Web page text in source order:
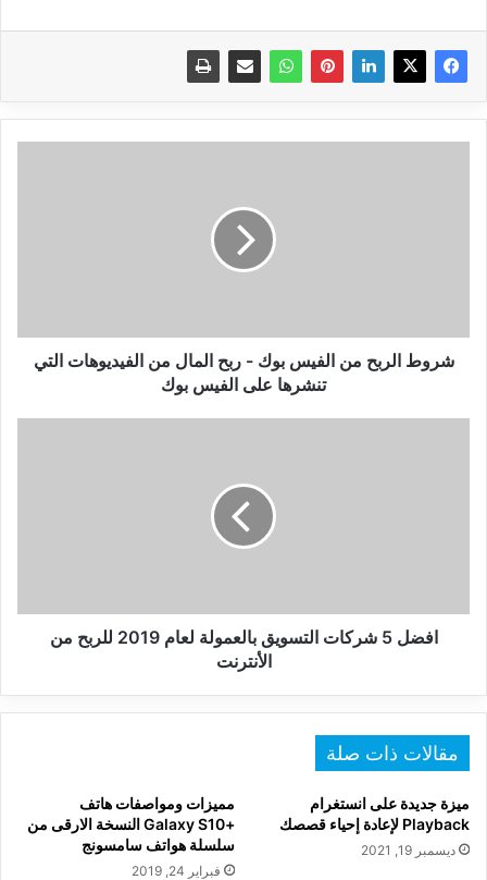
من
الفيديوهات
شروط الربح من الفيس بوك - ربح المال من الفيديوهات التي
تنشرها على الفيس بوك
من
الأنترنت
افضل 5 شركات التسويق بالعمولة لعام 2019 للربح من
الأنترنت
مقالات ذات صلة
ميزة جديدة على انستغرام
Playback لإعادة إحياء قصصك
ديسمبر 19, 2021
مميزات ومواصفات هاتف
+Galaxy S10 النسخة الارقى من
سلسلة هواتف سامسونج
فبراير 24, 2019